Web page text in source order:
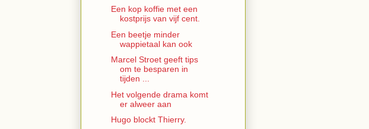
Een kop koffie met een
kostprijs van vijf cent.
Een beetje minder
wappietaal kan ook
Marcel Stroet geeft tips
om te besparen in
tijden ...
Het volgende drama komt
er alweer aan
Hugo blockt Thierry.